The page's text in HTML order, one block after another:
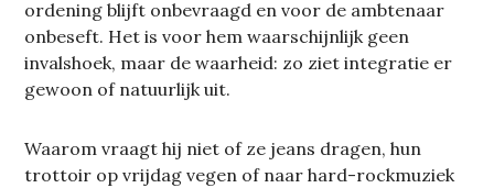
ordening blijft onbevraagd en voor de ambtenaar
onbeseft. Het is voor hem waarschijnlijk geen
invalshoek, maar de waarheid: zo ziet integratie er
gewoon of natuurlijk uit.
Waarom vraagt hij niet of ze jeans dragen, hun
trottoir op vrijdag vegen of naar hard-rockmuziek